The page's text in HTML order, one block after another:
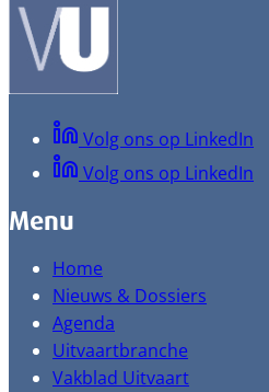
Volg ons op LinkedIn
Volg ons op LinkedIn
Menu
Home
Nieuws & Dossiers
Agenda
Uitvaartbranche
Vakblad Uitvaart